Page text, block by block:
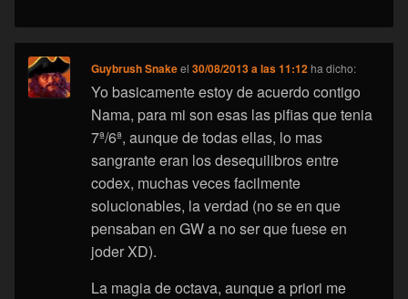
Guybrush Snakeel30/08/2013 a las 11:12 ha dicho:
Yo basicamente estoy de acuerdo contigo
Nama, para mi son esas las pifias que tenia
7ª/6ª, aunque de todas ellas, lo mas
sangrante eran los desequilibros entre
codex, muchas veces facilmente
solucionables, la verdad (no se en que
pensaban en GW a no ser que fuese en
joder XD).
La magia de octava, aunque a priori me